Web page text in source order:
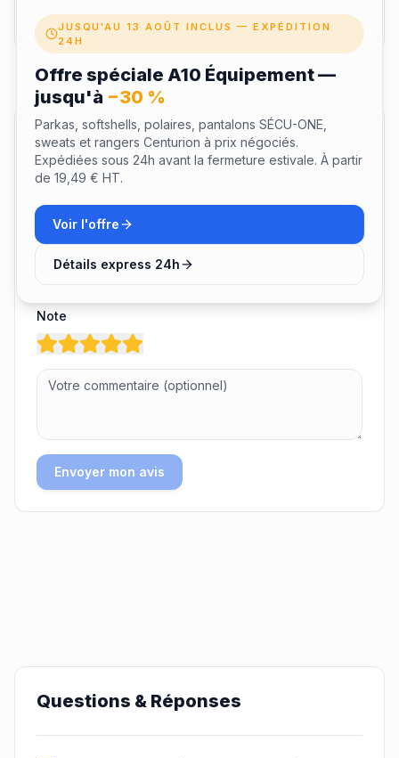
Avis clients
Laisser un avis
Votre nom
Note
Envoyer mon avis
Questions & Réponses
JUSQU'AU 13 AOÛT INCLUS — EXPÉDITION
24H
Offre spéciale A10 Équipement —
jusqu'à −30 %
Parkas, softshells, polaires, pantalons SÉCU-ONE,
sweats et rangers Centurion à prix négociés.
Expédiées sous 24h avant la fermeture estivale. À partir
de 19,49 € HT.
Voir l'offre
Détails express 24h